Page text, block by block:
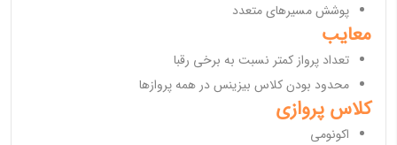
پوشش مسیرهای متعدد
معایب
تعداد پرواز کمتر نسبت به برخی رقبا
محدود بودن کلاس بیزینس در همه پروازها
کلاس پروازی
اکونومی